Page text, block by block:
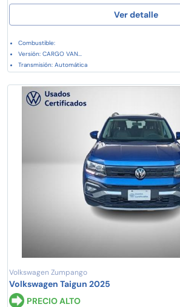
Ver detalle
Combustible:
Versión: CARGO VAN...
Transmisión: Automática
Volkswagen Zumpango
Volkswagen Taigun 2025
PRECIO ALTO